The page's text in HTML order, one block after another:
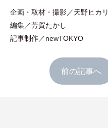
企画 ・ 取材 ・ 撮影／天野ヒカリ
編集／芳賀たかし
記事制作／newTOKYO
前の記事へ